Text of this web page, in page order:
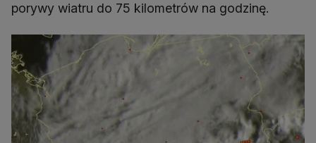
porywy wiatru do 75 kilometrów na godzinę.